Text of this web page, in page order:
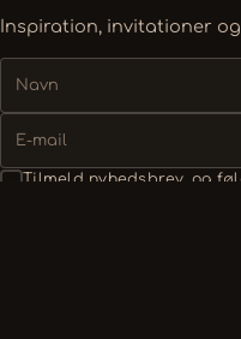
Inspiration, invitationer
E-
MAIL
SAMTYKKE
Tilmeld nyhedsbrev, og